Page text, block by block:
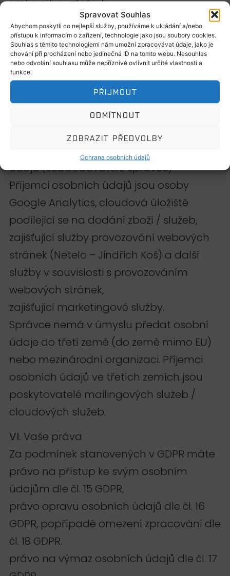
Spravovat Souhlas
Abychom poskytli co nejlepší služby, používáme k ukládání a/nebo
přístupu k informacím o zařízení, technologie jako jsou soubory cookies.
Souhlas s těmito technologiemi nám umožní zpracovávat údaje, jako je
chování při procházení nebo jedinečná ID na tomto webu. Nesouhlas
nebo odvolání souhlasu může nepříznivě ovlivnit určité vlastnosti a
funkce.
PŘIJMOUT
ODMÍTNOUT
ZOBRAZIT PŘEDVOLBY
Ochrana osobních údajů
smluvního vztahu).
po dobu, než je odvolán souhlas se
zpracováním osobních údajů pro účely
marketingu, nejdéle 20 let, jsou-li osobní
údaje zpracovávány na základě
Po uplynutí doby uchovávání osobních
údajů (subdodavatelé správce)
Příjemci osobních údajů jsou osoby
Google Analytics, cloudová úložiště
podílející se na dodání zboží / služeb,
zajišťující služby provozování webových
stránek (Netelo – Jindřich Koš) a další
služby v souvislosti s provozováním
webových stránek,
zajišťující marketingové služby.
Správce nemá v úmyslu předat osobní
údaje do třetí země (do země mimo EU)
nebo mezinárodní organizaci. Příjemci
osobních údajů ve třetích zemích jsou
poskytovatelé mailingových služeb /
cloudových služeb.
VI. Vaše práva
Za podmínek stanovených v GDPR máte
právo na přístup ke svým osobním
údajům dle čl. 15 GDPR,
právo opravu osobních údajů dle čl. 16
GDPR, popřípadě omezení zpracování dle
čl. 18 GDPR.
právo na výmaz osobních údajů dle čl. 17